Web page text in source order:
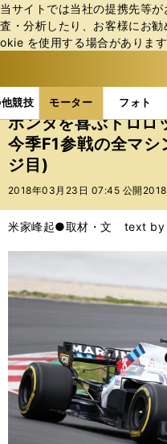
当サイトでは当社の提携先等
査・分析したり、お客様にお
okie を使⽤する場合がありま
競技 モーター フォト
b
ス
ポ
ル
テ
ー
バ
モーターの記事一覧
ホンダを喜ぶトロロ
今季F1参戦の全マ
ジ目)
2018年03月23日 07:45 公開
米家峰起●取材・文 text by